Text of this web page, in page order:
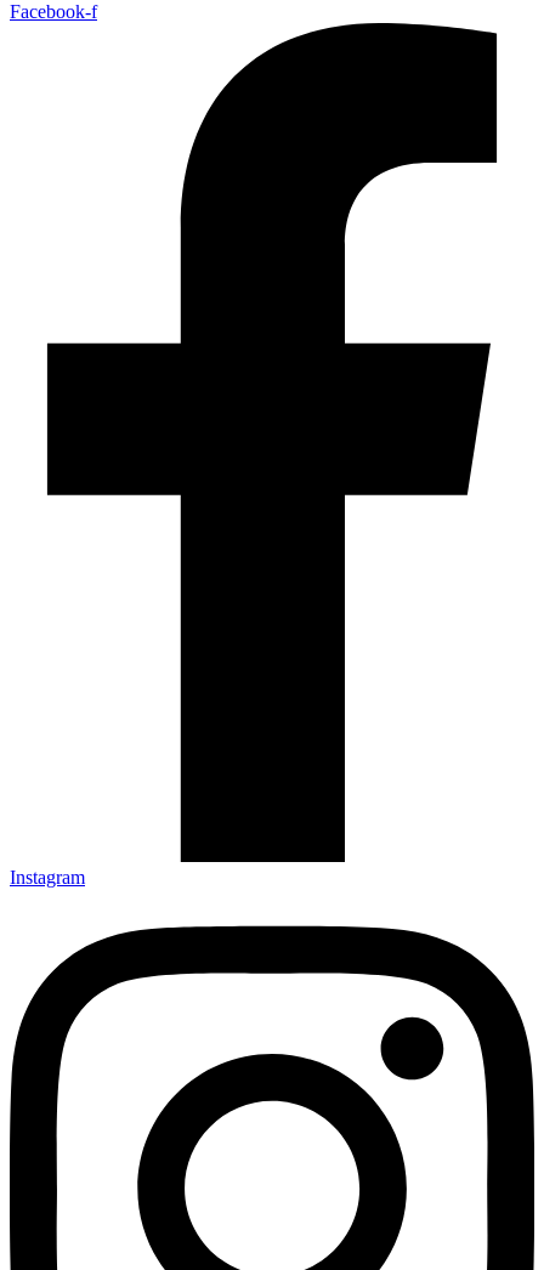
Facebook-f
Instagram